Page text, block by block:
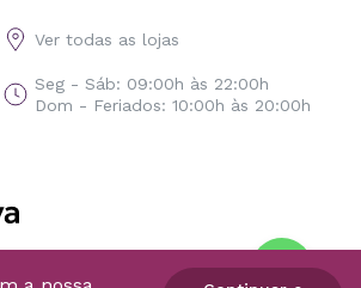
Ver todas as lojas
Seg - Sáb: 09:00h às 22:00h
Dom - Feriados: 10:00h às 20:00h